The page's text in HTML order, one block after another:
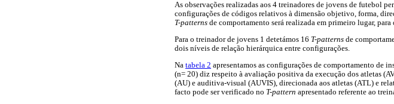
As observações realizadas aos 4 treinadores de jovens de futebol
configurações de códigos relativos à dimensão objetivo, forma,
T-patterns de comportamento será realizada em primeiro lugar,
Para o treinador de jovens 1 detetámos 16 T-patterns de
dois níveis de relação hierárquica entre configurações.
Na tabela 2 apresentamos as configurações de comportamento de
(n= 20) diz respeito à avaliação positiva da execução dos atletas
(AU) e auditiva-visual (AUVIS), direcionada aos atletas (ATL) e
facto pode ser verificado no T-pattern apresentado referente ao